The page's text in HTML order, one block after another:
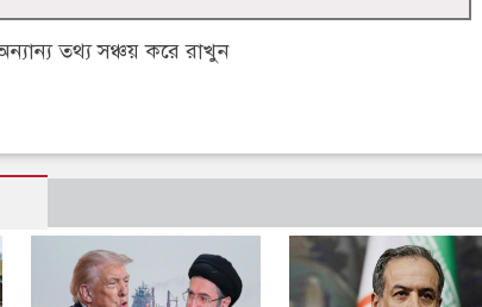
তথ্য সঞ্চয় করে রাখুন